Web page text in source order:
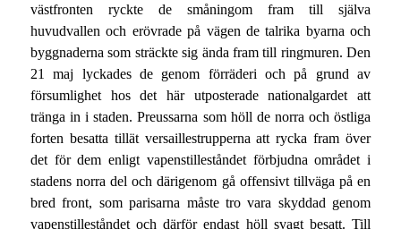
västfronten ryckte de småningom fram till själva
huvudvallen och erövrade på vägen de talrika byarna och
byggnaderna som sträckte sig ända fram till ringmuren. Den
21 maj lyckades de genom förräderi och på grund av
försumlighet hos det här utposterade nationalgardet att
tränga in i staden. Preussarna som höll de norra och östliga
forten besatta tillät versaillestrupperna att rycka fram över
det för dem enligt vapenstilleståndet förbjudna området i
stadens norra del och därigenom gå offensivt tillväga på en
bred front, som parisarna måste tro vara skyddad genom
vapenstilleståndet och därför endast höll svagt besatt. Till